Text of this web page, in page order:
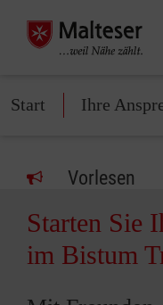
Start Ihre
Vorlesen
Starten Sie
im Bistum